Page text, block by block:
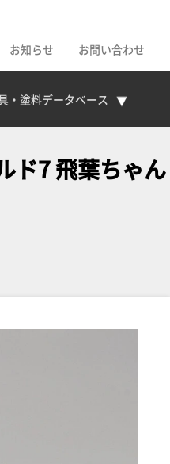
お知らせ
お問い合わせ
・塗料データベース
ド7 飛葉ちゃん